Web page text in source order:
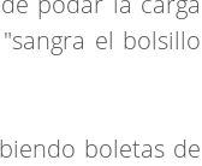
el bolsillo
boletas de